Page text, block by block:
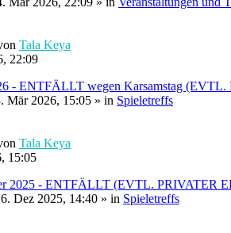
Tala Keya
22:09
- ENTFÄLLT wegen Karsamstag
Mär 2026, 15:05 » in Spieletreffs
Tala Keya
15:05
2025 - ENTFÄLLT (EVTL. PRIVATER
Dez 2025, 14:40 » in Spieletreffs